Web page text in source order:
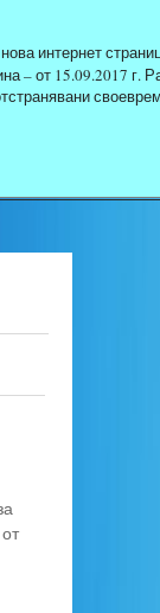
интернет
– от 15.09.2017